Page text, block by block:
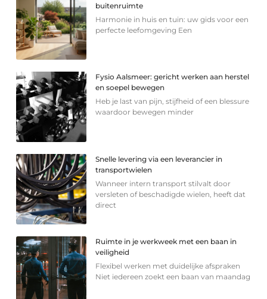
buitenruimte
Harmonie in huis en tuin: uw gids voor een
perfecte leefomgeving Een
Fysio Aalsmeer: gericht werken aan herstel
en soepel bewegen
Heb je last van pijn, stijfheid of een blessure
waardoor bewegen minder
Snelle levering via een leverancier in
transportwielen
Wanneer intern transport stilvalt door
versleten of beschadigde wielen, heeft dat
direct
Ruimte in je werkweek met een baan in
veiligheid
Flexibel werken met duidelijke afspraken
Niet iedereen zoekt een baan van maandag